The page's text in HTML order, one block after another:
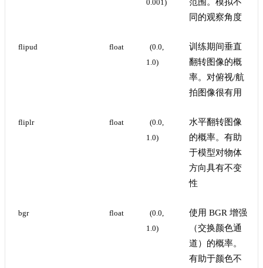
0.001)
范围。模拟不
同的观察角度
flipud float
(0.0,
1.0)
训练期间垂直
翻转图像的概
率。对俯视/航
拍图像很有用
fliplr float
(0.0,
1.0)
水平翻转图像
的概率。有助
于模型对物体
方向具有不变
性
bgr float
(0.0,
1.0)
使用 BGR 增强
（交换颜色通
道）的概率。
有助于颜色不